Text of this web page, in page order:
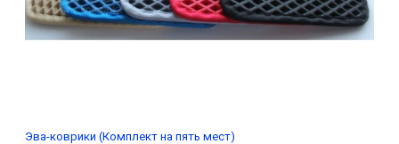
Эва-коврики (Комплект на пять мест)